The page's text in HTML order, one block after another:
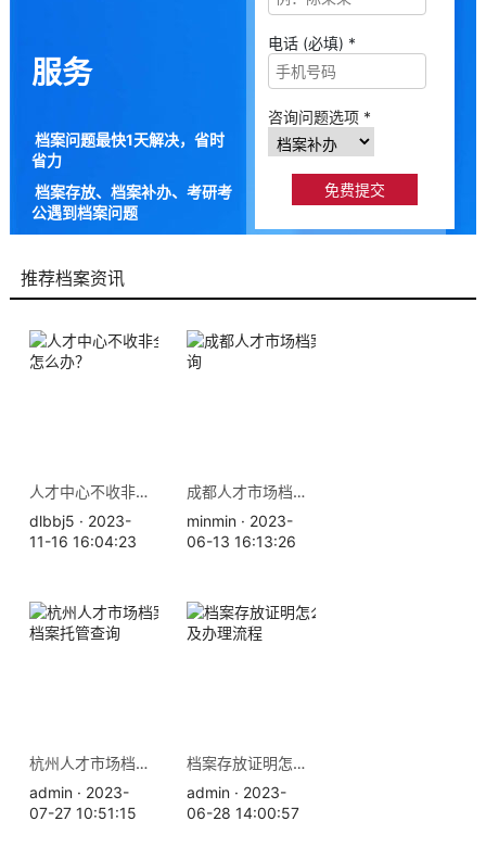
服务
档案问题最快1天解决，省时
省力
档案存放、档案补办、考研考
公遇到档案问题
电话 (必填) *
咨询问题选项 *
推荐档案资讯
人才中心不收非全日制档案怎么办？
dlbbj5 · 2023-
11-16 16:04:23
成都人才市场档案存放地查询
minmin · 2023-
06-13 16:13:26
杭州人才市场档案存放地址 档案托管查询
admin · 2023-
07-27 10:51:15
档案存放证明怎么开，材料及办理流程
admin · 2023-
06-28 14:00:57